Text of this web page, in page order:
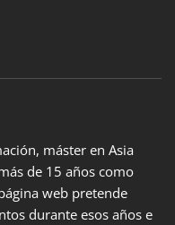
máster en Asia
de 15 años como
web pretende
durante esos años e